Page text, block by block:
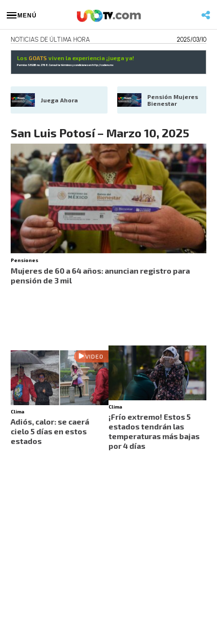
MENÚ
NOTICIAS DE ÚLTIMA HORA 2025/03/10
Los GOATS viven la experiencia ¡juega ya!
Permiso SEGOB no. 2768. Consulta términos y condiciones enhttp://codere.mx
Juega Ahora
Pensión Mujeres
Bienestar
San Luis Potosí – Marzo 10, 2025
Pensiones
Mujeres de 60 a 64 años: anuncian registro para
pensión de 3 mil
VIDEO
Clima
Adiós, calor: se caerá
cielo 5 días en estos
estados
Clima
¡Frío extremo! Estos 5
estados tendrán las
temperaturas más bajas
por 4 días